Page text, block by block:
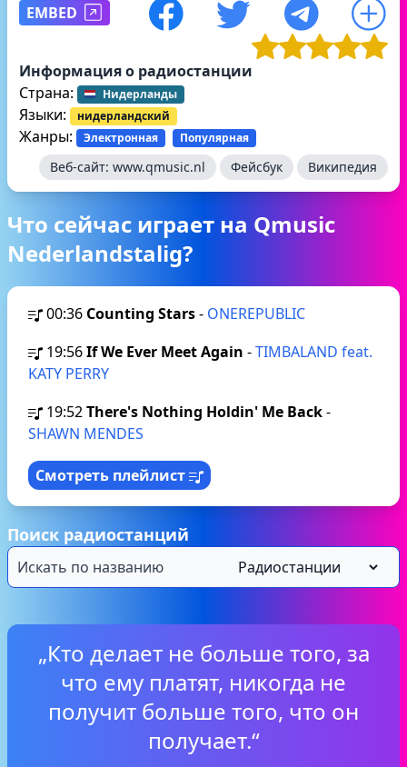
EMBED
Информация о радиостанции
Страна:
Нидерланды
Языки: нидерландский
Жанры: Электронная Популярная
Веб-сайт: www.qmusic.nl Фейсбук Википедия
Что сейчас играет на Qmusic
Nederlandstalig?
00:36 Counting Stars- ONEREPUBLIC
19:56If We Ever Meet Again -TIMBALAND feat.
KATY PERRY
19:52There's Nothing Holdin' Me Back-
SHAWN MENDES
Смотреть плейлист
Поиск радиостанций
„Кто делает не больше того, за
что ему платят, никогда не
получит больше того, что он
получает.“